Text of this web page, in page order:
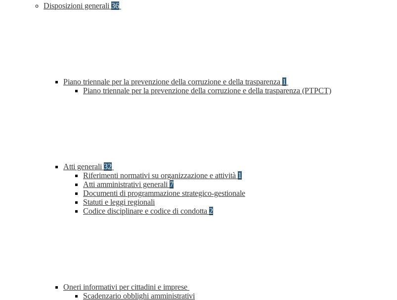
Disposizioni generali 36
Piano triennale per la prevenzione della corruzione e della trasparenza 1
Piano triennale per la prevenzione della corruzione e della trasparenza (PTPCT)
Atti generali 32
Riferimenti normativi su organizzazione e attività 1
Atti amministrativi generali 7
Documenti di programmazione strategico-gestionale
Statuti e leggi regionali
Codice disciplinare e codice di condotta 2
Oneri informativi per cittadini e imprese
Scadenzario obblighi amministrativi